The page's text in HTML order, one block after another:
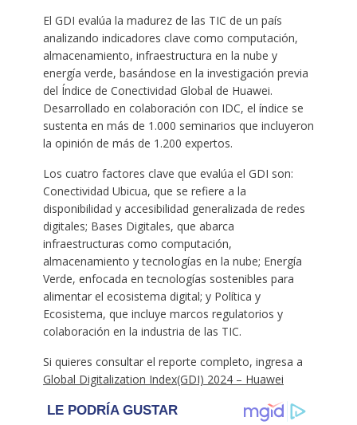
El GDI evalúa la madurez de las TIC de un país
analizando indicadores clave como computación,
almacenamiento, infraestructura en la nube y
energía verde, basándose en la investigación previa
del Índice de Conectividad Global de Huawei.
Desarrollado en colaboración con IDC, el índice se
sustenta en más de 1.000 seminarios que incluyeron
la opinión de más de 1.200 expertos.
Los cuatro factores clave que evalúa el GDI son:
Conectividad Ubicua, que se refiere a la
disponibilidad y accesibilidad generalizada de redes
digitales; Bases Digitales, que abarca
infraestructuras como computación,
almacenamiento y tecnologías en la nube; Energía
Verde, enfocada en tecnologías sostenibles para
alimentar el ecosistema digital; y Política y
Ecosistema, que incluye marcos regulatorios y
colaboración en la industria de las TIC.
Si quieres consultar el reporte completo, ingresa a
Global Digitalization Index(GDI) 2024 – Huawei